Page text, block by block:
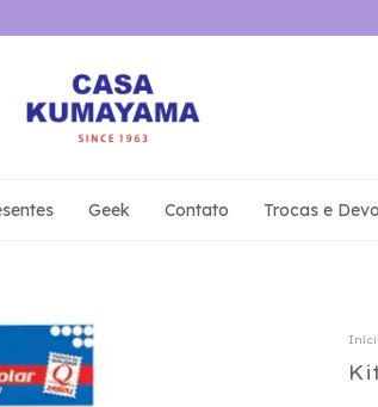
Geek Contato Trocas e